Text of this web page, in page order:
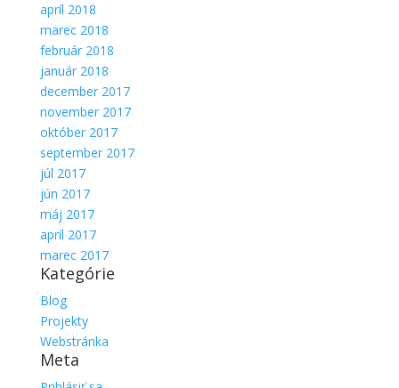
apríl 2018
marec 2018
február 2018
január 2018
december 2017
november 2017
október 2017
september 2017
júl 2017
jún 2017
máj 2017
apríl 2017
marec 2017
Kategórie
Blog
Projekty
Webstránka
Meta